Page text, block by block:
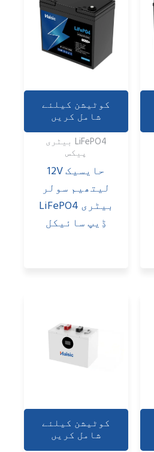
کوٹیشن کیلئے
شامل کریں
LiFePO4 بیٹری
پیکس
حايسيک 12V
ليتھيم سولر
بیٹری LiFePO4
ڈِیپ سائیکل
کوٹیشن کیلئے
شامل کریں